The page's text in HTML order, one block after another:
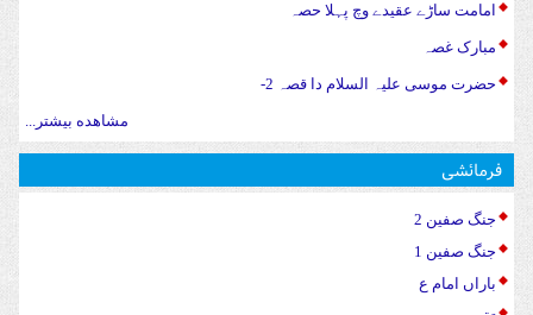
امامت ساڑے عقیدے وچ پہلا حصہ
مبارک غصہ
حضرت موسی علیہ السلام دا قصہ 2-
مشاهده بیشتر...
فرمائشی
جنگ صفین 2
جنگ صفین 1
باراں امام ع